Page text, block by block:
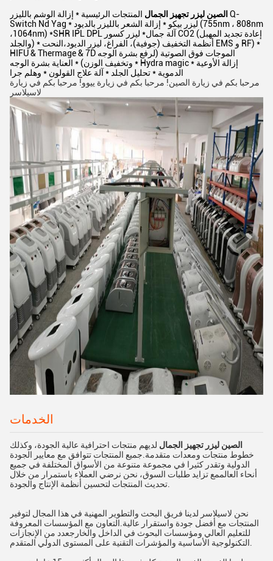
الصين ليزر تجهيز الجمال المنتجات الرئيسية * إزالة الوشم بالليزر Q-
Switch Nd Yag * ليزر بيكو * إزالة الشعر بالليزر بالديود (755nm ، 808nm
،1064nm) *SHR IPL DPL آلة جمال* ليزر كسور CO2 (إعادة تجديد المهبل
والجلد) * أنظمة التخفيف (جوفية)، الفراغ، ليزر الديود،النحت EMS و RF) *
HIFU & Thermage & 7D الموجات فوق الصوتية (لرفع بشرة الوجه
وتخفيف الوزن) * العناية بشرة الوجه * Hydra magic * إزالة الأوعية
الدموية * تحليل الجلد * آلة علاج القولون * وهلم جرا
مرحبا بكم في زيارة الصين! مرحبا بكم في زيارة ييوو! مرحبا بكم في زيارة
لاسيلاسر
الخدمات
الصين ليزر تجهيز الجمال لديهم منتجات احترافية عالية الجودة، وكذلك
خطوط منتجات ومعدات متقدمة.جميع المنتجات تتوافق مع معايير الجودة
الدولية وتقدر كثيرا في مجموعة متنوعة من الأسواق المختلفة في جميع
أنحاء العالممع تزايد طلبات السوق، نحن نرضي العملاء باستمرار من خلال
نحن لاسيلاسر لدينا فريق البحث والتطوير المهنية في هذا المجال لتوفير
المنتجات مع أفضل جودة واستقرار عالية.التعاون مع المؤسسات المعروفة
للتعليم العالي ومؤسسات البحوث في الداخل والخارجعدد من الإنجازات